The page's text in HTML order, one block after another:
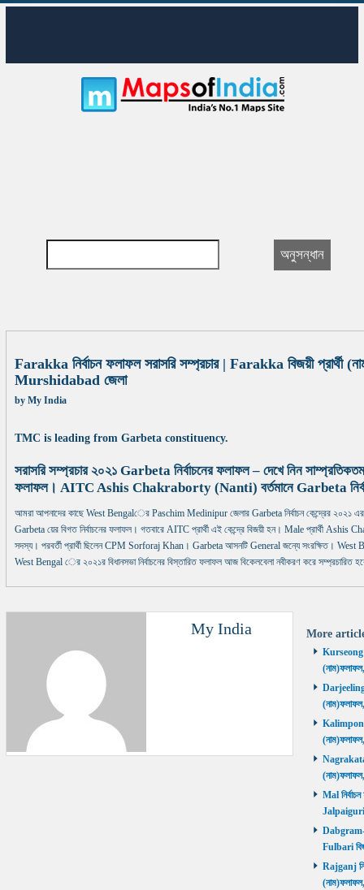
Farakka নির্বাচন ফলাফল সরাসরি সম্প্রচার | Farakka বিজয়ী প্রার্থী
Murshidabad জেলা
by My India
TMC is leading from Garbeta constituency.
সরাসরি সম্প্রচার ২০২১ Garbeta নির্বাচনের ফলাফল – দেখে নিন
ফলাফল। AITC Ashis Chakraborty (Nanti) বর্তমানে Garbeta
আমরা আপনাদের কাছে West Bengalের Paschim Medinipur জেলার Garbeta নির্বাচন কেন্দ্রের ২০২১ এর
Garbeta য়ের বিগত নির্বাচনের ফলাফল। গতবারে AITC প্রার্থী এই কেন্দ্রে বিজয়ী হন। Male প্রার্থী Ashis
সদস্য। পরবর্তী প্রার্থী ছিলেন CPM Sorforaj Khan। Garbeta আসনটি General জন্যে সংরক্ষিত। West
West Bengal ের ২০২১র বিধানসভা নির্বাচনের বিস্তারিত ফলাফল আজ বিকেলবেলা নবীকরণ করে সম্প্রচারিত
My India More
Kurseong
Darjeeling
Kalimpong
Nagrakata
Mal
Jalpaiguri
Dabgram-
Fulbari
Rajganj